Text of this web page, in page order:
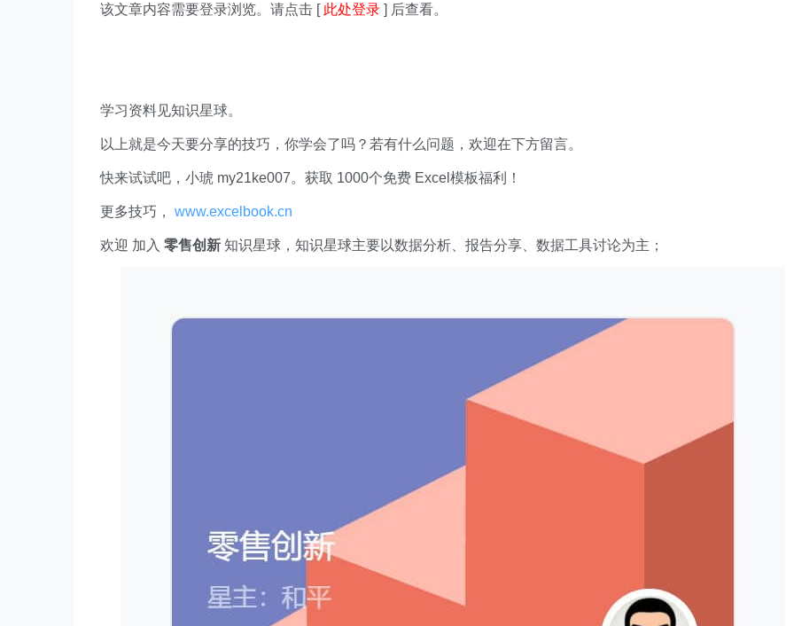
该文章内容需要登录浏览。请点击 [ 此处登录 ] 后查看。
学习资料见知识星球。
以上就是今天要分享的技巧，你学会了吗？若有什么问题，欢迎在下方留言。
快来试试吧，小琥 my21ke007。获取 1000个免费 Excel模板福利​​​​！
更多技巧， www.excelbook.cn
欢迎 加入 零售创新 知识星球，知识星球主要以数据分析、报告分享、数据工具讨论为主；